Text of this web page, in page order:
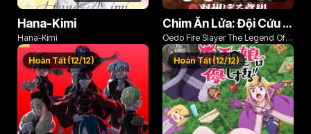
Tập 160 Tập 161 Tập 162
Tập 163 Tập 164 Tập 165
Tập 166 Tập 167 Tập 168
Tập 169 Tập 170 Tập 171
Hana-Kimi
Hana-Kimi
Chim Ăn Lửa: Đội Cứu Hỏa Rách Rưới Vùng Ushu
Oedo Fire Slayer The Legend Of
Phoenix
Hoàn Tất (12/12) Hoàn Tất (12/12)